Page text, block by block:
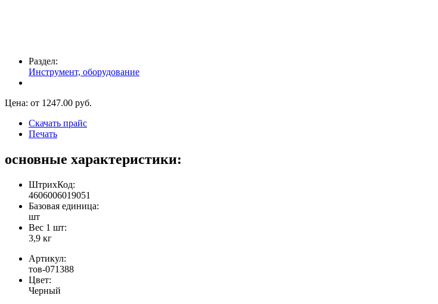
Раздел:
Инструмент, оборудование
Цена: от 1247.00 руб.
Скачать прайс
Печать
основные характеристики:
ШтрихКод:
4606006019051
Базовая единица:
шт
Вес 1 шт:
3,9 кг
Артикул:
тов-071388
Цвет:
Черный